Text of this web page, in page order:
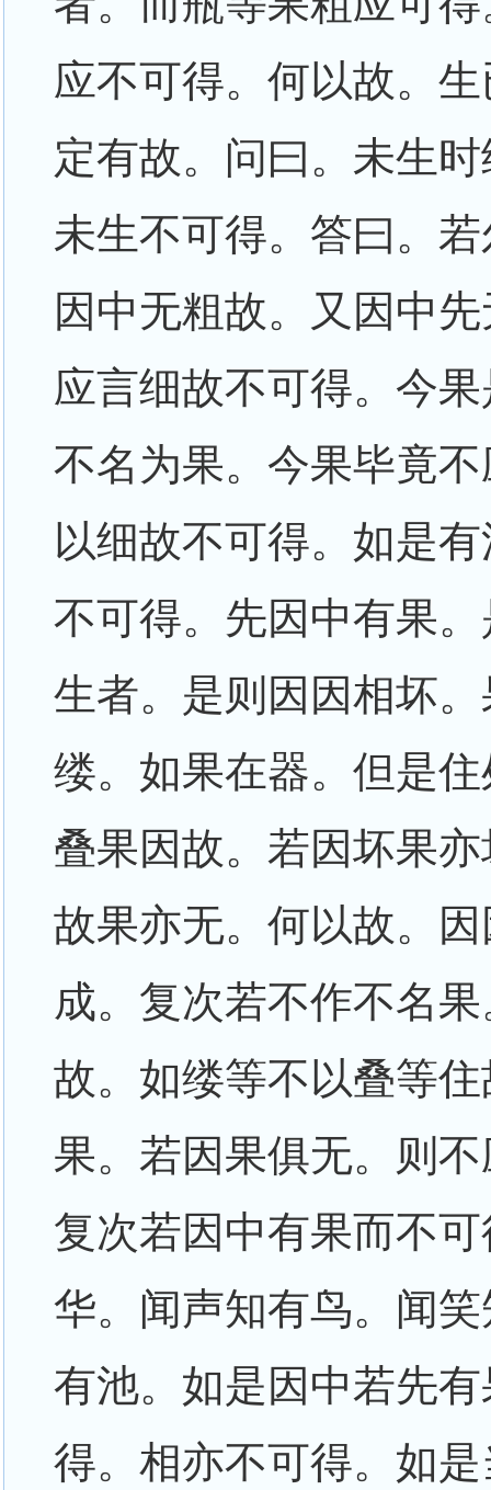
应不可得。何以故。
定有故。问曰。未生
未生不可得。答曰。
因中无粗故。又因中
应言细故不可得。今
不名为果。今果毕竟
以细故不可得。如是
不可得。先因中有果
生者。是则因因相坏
缕。如果在器。但是
叠果因故。若因坏果
故果亦无。何以故。
成。复次若不作不名
故。如缕等不以叠等
果。若因果俱无。则
复次若因中有果而不
华。闻声知有鸟。闻
有池。如是因中若先
得。相亦不可得。如